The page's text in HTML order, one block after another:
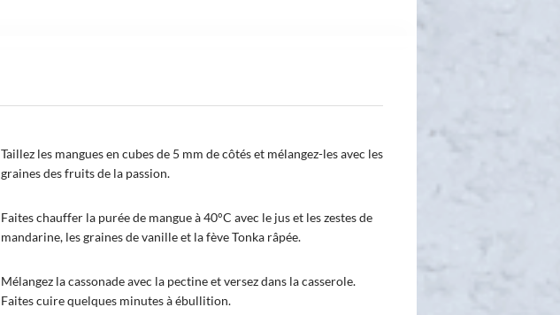
Taillez les mangues en cubes de 5 mm de côtés et mélangez-les avec les
graines des fruits de la passion.
Faites chauffer la purée de mangue à 40°C avec le jus et les zestes de
mandarine, les graines de vanille et la fève Tonka râpée.
Mélangez la cassonade avec la pectine et versez dans la casserole.
Faites cuire quelques minutes à ébullition.